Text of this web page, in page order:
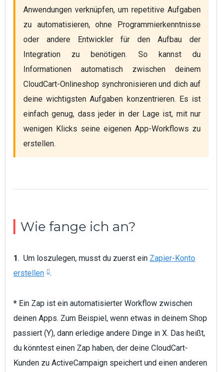
Anwendungen verknüpfen, um repetitive Aufgaben
zu automatisieren, ohne Programmierkenntnisse
oder andere Entwickler für den Aufbau der
Integration zu benötigen. So kannst du
Informationen automatisch zwischen deinem
CloudCart-Onlineshop synchronisieren und dich auf
deine wichtigsten Aufgaben konzentrieren. Es ist
einfach genug, dass jeder in der Lage ist, mit nur
wenigen Klicks seine eigenen App-Workflows zu
erstellen.
Wie fange ich an?
1. Um loszulegen, musst du zuerst ein Zapier-Konto
erstellen
.
* Ein Zap ist ein automatisierter Workflow zwischen
deinen Apps. Zum Beispiel, wenn etwas in deinem Shop
passiert (Y), dann erledige andere Dinge in X. Das heißt,
du könntest einen Zap haben, der deine CloudCart-
Kunden zu ActiveCampaign speichert und einen anderen